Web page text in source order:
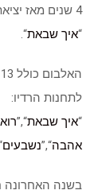
4 שנים מאז יציאת אלבומו “
“איך שבאת“.
לתחנות הרדיו:
“איך שבאת“,”
אהבה“,”נשבעים
בשנה האחרונה